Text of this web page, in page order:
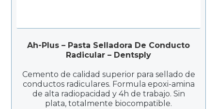
Ah-Plus – Pasta Selladora De Conducto
Radicular – Dentsply
Cemento de calidad superior para sellado de
conductos radiculares. Formula epoxi-amina
de alta radiopacidad y 4h de trabajo. Sin
plata, totalmente biocompatible.